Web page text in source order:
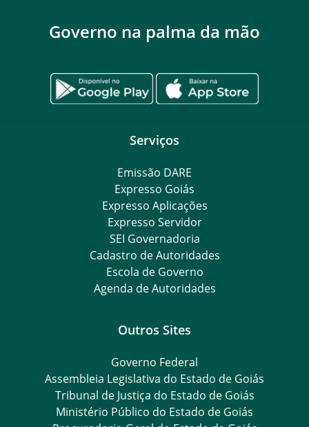
Governo na palma da mão
Serviços
Emissão DARE
Expresso Goiás
Expresso Aplicações
Expresso Servidor
SEI Governadoria
Cadastro de Autoridades
Escola de Governo
Agenda de Autoridades
Outros Sites
Governo Federal
Assembleia Legislativa do Estado de Goiás
Tribunal de Justiça do Estado de Goiás
Ministério Público do Estado de Goiás